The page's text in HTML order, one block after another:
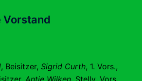
Vorstand
, Beisitzer, Sigrid Curth, 1. Vors.,
Antje Wilken, Stellv. Vors.,